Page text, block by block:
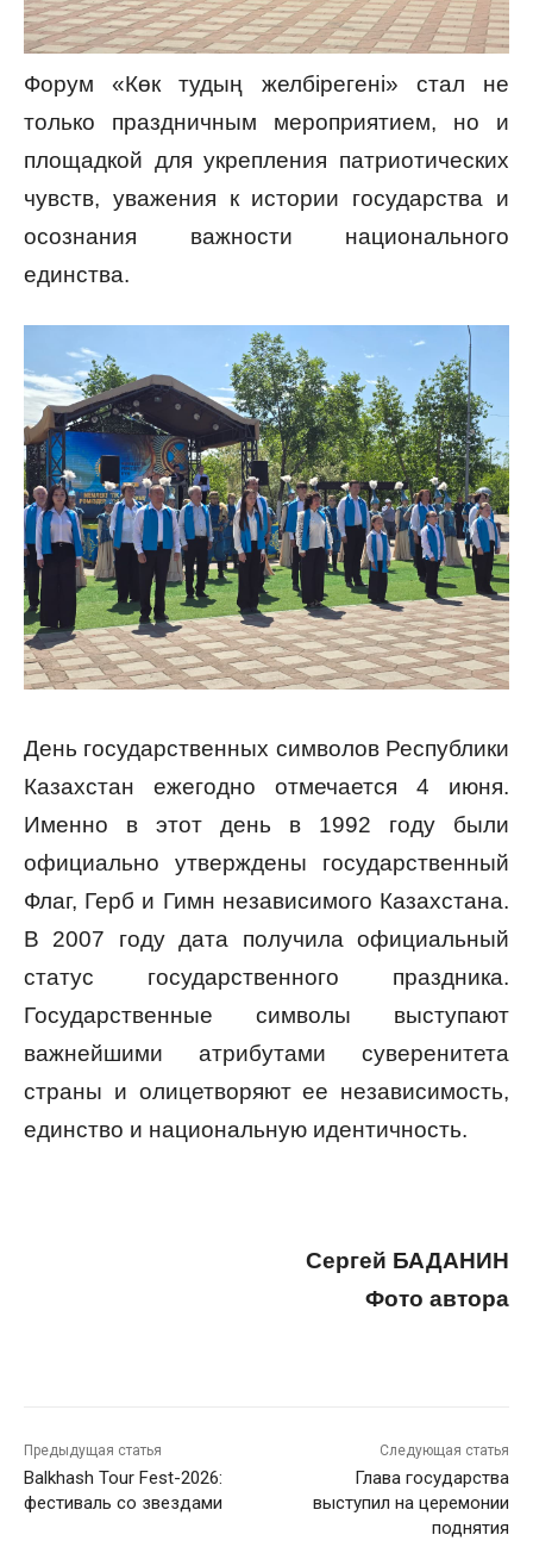
Форум «Көк тудың желбірегені» стал не
только праздничным мероприятием, но и
площадкой для укрепления патриотических
чувств, уважения к истории государства и
осознания важности национального
единства.
День государственных символов Республики
Казахстан ежегодно отмечается 4 июня.
Именно в этот день в 1992 году были
официально утверждены государственный
Флаг, Герб и Гимн независимого Казахстана.
В 2007 году дата получила официальный
статус государственного праздника.
Государственные символы выступают
важнейшими атрибутами суверенитета
страны и олицетворяют ее независимость,
единство и национальную идентичность.
Сергей БАДАНИН
Фото автора
Предыдущая статья
Balkhash Tour Fest-2026:
фестиваль со звездами
Следующая статья
Глава государства
выступил на церемонии
поднятия